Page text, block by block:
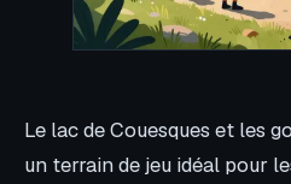
Le lac de Couesques et les
un terrain de jeu idéal pour